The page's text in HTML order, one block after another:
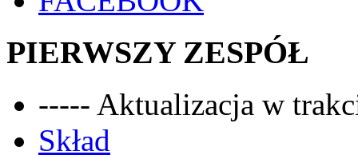
PIERWSZY ZESPÓŁ
----- Aktualizacja w
Skład